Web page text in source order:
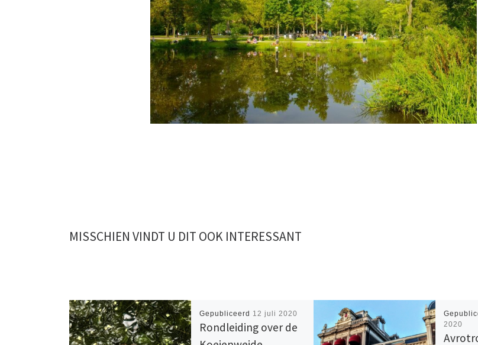
MISSCHIEN VINDT U DIT OOK INTERESSANT
Gepubliceerd 12 juli 2020
Rondleiding over de
2020